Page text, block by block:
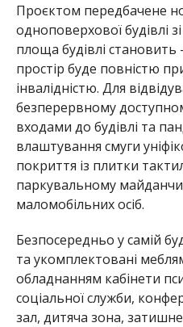
Проєктом передбачене
одноповерхової будівлі
площа будівлі становить
простір буде повністю
інвалідністю. Для
безперервному
входами до будівлі та
влаштування смуги
покриття із плитки
паркувальному
маломобільних осіб.
Безпосередньо у самій
та укомплектовані
обладнанням кабінети
соціальної служби,
зал, дитяча зона,